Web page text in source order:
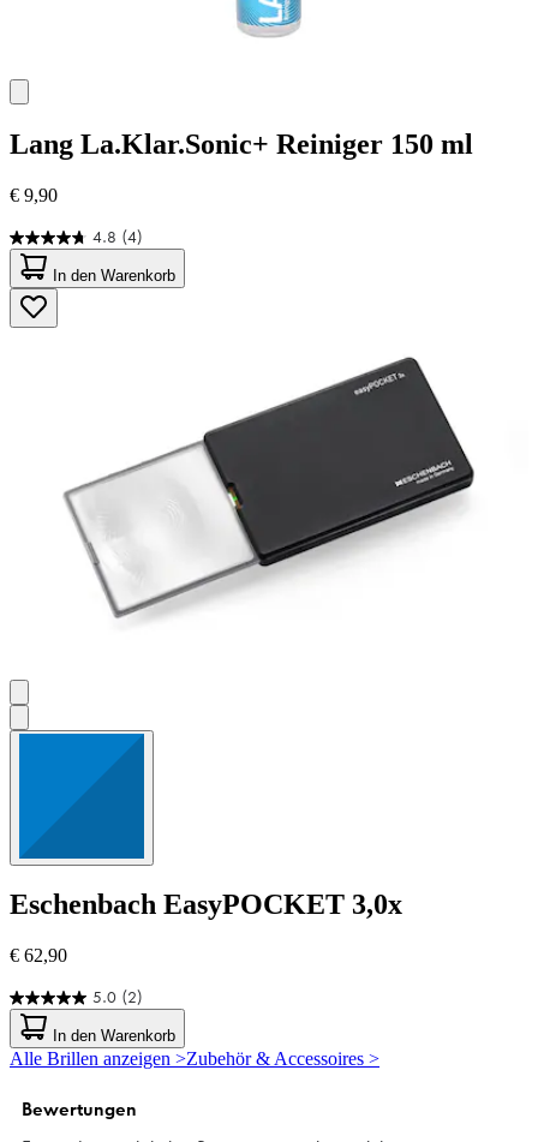
Lang La.Klar.Sonic+ Reiniger 150 ml
€ 9,90
4.8 (4)
4.8
von
5
Sternen.
4
In den Warenkorb
Eschenbach EasyPOCKET 3,0x
€ 62,90
5.0 (2)
5.0
von
5
Sternen.
Bewertungen
In den Warenkorb
Alle Brillen anzeigen >Zubehör & Accessoires >